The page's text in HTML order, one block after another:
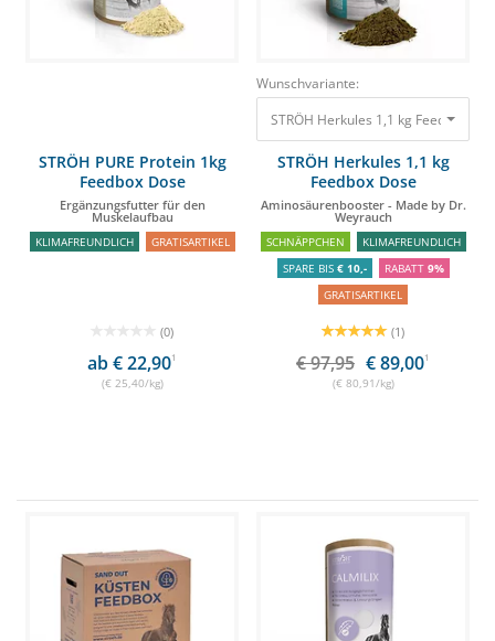
STRÖH PURE Protein 1kg
Feedbox Dose
Ergänzungsfutter für den
Muskelaufbau
KLIMAFREUNDLICH GRATISARTIKEL
(0)
ab € 22,901
(€ 25,40/kg)
Wunschvariante:
STRÖH Herkules 1,1 kg Feedbox
STRÖH Herkules 1,1 kg
Feedbox Dose
Aminosäurenbooster - Made by Dr.
Weyrauch
SCHNÄPPCHEN
KLIMAFREUNDLICH
SPARE BIS € 10,- RABATT 9%
GRATISARTIKEL
(1)
€ 97,95 € 89,001
(€ 80,91/kg)